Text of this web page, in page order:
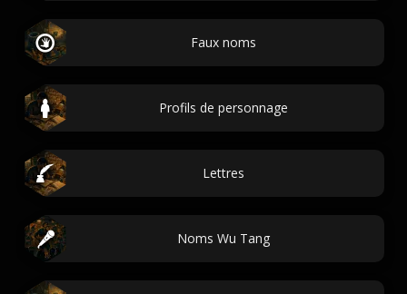
Faux noms
Profils de personnage
Lettres
Noms Wu Tang